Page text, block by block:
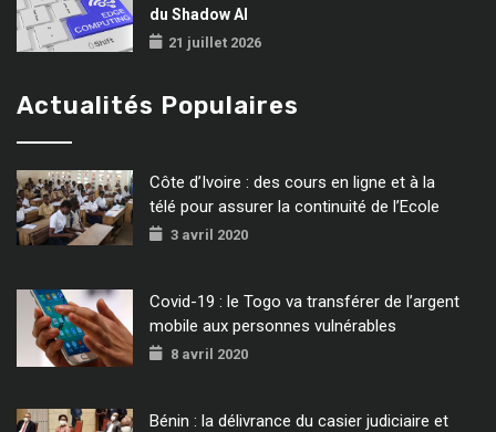
du Shadow AI
21 juillet 2026
Actualités Populaires
Côte d’Ivoire : des cours en ligne et à la
télé pour assurer la continuité de l’Ecole
3 avril 2020
Covid-19 : le Togo va transférer de l’argent
mobile aux personnes vulnérables
8 avril 2020
Bénin : la délivrance du casier judiciaire et